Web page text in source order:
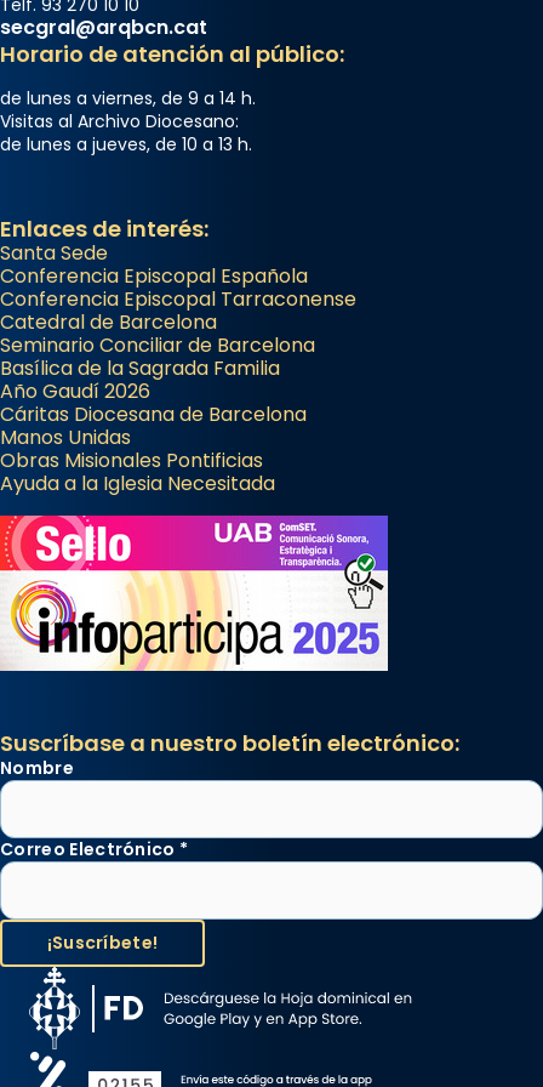
secgral@arqbcn.cat
Horario de atención al público:
de lunes a viernes, de 9 a 14 h.
Visitas al Archivo Diocesano:
de lunes a jueves, de 10 a 13 h.
Enlaces de interés:
Santa Sede
Conferencia Episcopal Española
Conferencia Episcopal Tarraconense
Catedral de Barcelona
Seminario Conciliar de Barcelona
Basílica de la Sagrada Familia
Año Gaudí 2026
Cáritas Diocesana de Barcelona
Manos Unidas
Obras Misionales Pontificias
Ayuda a la Iglesia Necesitada
Suscríbase a nuestro boletín electrónico:
Nombre
Correo Electrónico *